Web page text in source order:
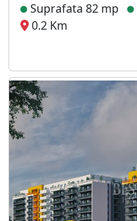
Suprafata 82 mp
0.2 Km